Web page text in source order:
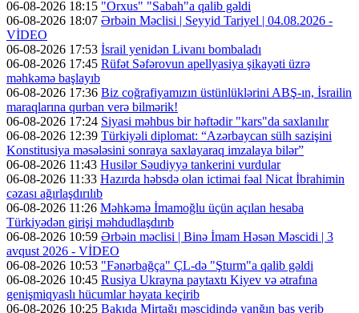
06-08-2026 18:15 "Orxus" "Sabah"a qalib gəldi
06-08-2026 18:07 Ərbəin Məclisi | Seyyid Tariyel | 04.08.2026 -
VİDEO
06-08-2026 17:53 İsrail yenidən Livanı bombaladı
06-08-2026 17:45 Rüfət Səfərovun apellyasiya şikayəti üzrə
məhkəmə başlayıb
06-08-2026 17:36 Biz coğrafiyamızın üstünlüklərini ABŞ-ın, İsrailin
maraqlarına qurban verə bilmərik!
06-08-2026 17:24 Siyasi məhbus bir həftədir "kars"da saxlanılır
06-08-2026 12:39 Türkiyəli diplomat: “Azərbaycan sülh sazişini
Konstitusiya məsələsini sonraya saxlayaraq imzalaya bilər”
06-08-2026 11:43 Husilər Səudiyyə tankerini vurdular
06-08-2026 11:33 Hazırda həbsdə olan ictimai fəal Nicat İbrahimin
cəzası ağırlaşdırılıb
06-08-2026 11:26 Məhkəmə İmamoğlu üçün açılan hesaba
Türkiyədən girişi məhdudlaşdırıb
06-08-2026 10:59 Ərbəin məclisi | Binə İmam Həsən Məscidi | 3
avqust 2026 - VİDEO
06-08-2026 10:53 "Fənərbağça" ÇL-də "Şturm"a qalib gəldi
06-08-2026 10:45 Rusiya Ukrayna paytaxtı Kiyev və ətrafına
genişmiqyaslı hücumlar həyata keçirib
06-08-2026 10:25 Bakıda Mirtağı məscidində yanğın baş verib